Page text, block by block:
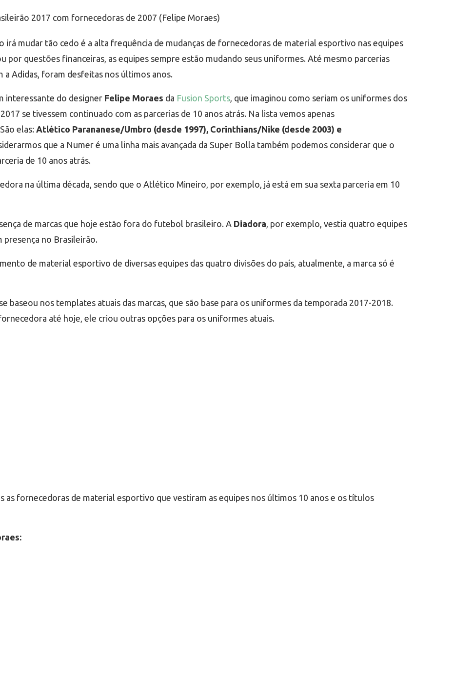
irá mudar tão cedo é a alta frequência de mudanças de fornecedoras de material esportivo nas equipes
por questões financeiras, as equipes sempre estão mudando seus uniformes. Até mesmo parcerias
a Adidas, foram desfeitas nos últimos anos.
interessante do designer Felipe Moraes da Fusion Sports, que imaginou como seriam os uniformes dos
se tivessem continuado com as parcerias de 10 anos atrás. Na lista vemos apenas
elas: Atlético Parananese/Umbro (desde 1997), Corinthians/Nike (desde 2003) e
que a Numer é uma linha mais avançada da Super Bolla também podemos considerar que o
de 10 anos atrás.
na última década, sendo que o Atlético Mineiro, por exemplo, já está em sua sexta parceria em 10
de marcas que hoje estão fora do futebol brasileiro. A Diadora, por exemplo, vestia quatro equipes
presença no Brasileirão.
de material esportivo de diversas equipes das quatro divisões do país, atualmente, a marca só é
baseou nos templates atuais das marcas, que são base para os uniformes da temporada 2017-2018.
até hoje, ele criou outras opções para os uniformes atuais.
as fornecedoras de material esportivo que vestiram as equipes nos últimos 10 anos e os títulos